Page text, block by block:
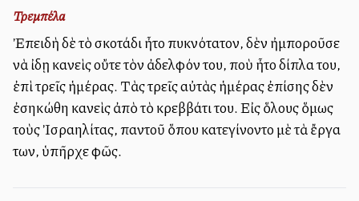
Τρεμπέλα
Ἐπειδὴ δὲ τὸ σκοτάδι ἦτο πυκνότατον, δὲν ἠμποροῦσε
νὰ ἰδῃ κανεὶς οὔτε τὸν ἀδελφόν του, ποὺ ἦτο δίπλα του,
ἐπὶ τρεῖς ἡμέρας. Τὰς τρεῖς αὐτὰς ἡμέρας ἐπίσης δὲν
ἐσηκώθη κανεὶς ἀπὸ τὸ κρεββάτι του. Εἰς ὅλους ὅμως
τοὺς Ἰσραηλίτας, παντοῦ ὅπου κατεγίνοντο μὲ τὰ ἔργα
των, ὑπῆρχε φῶς.